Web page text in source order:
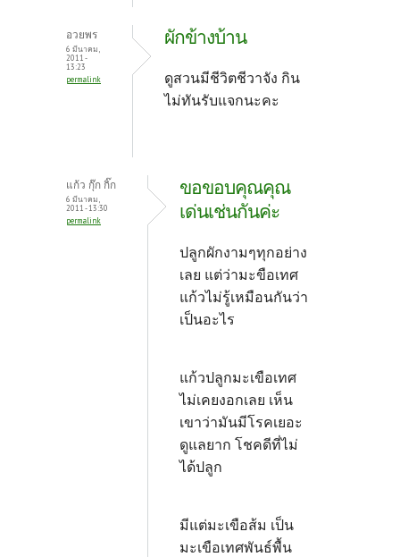
อวยพร
6 มีนาคม,
2011 -
13:23
permalink
ผักข้างบ้าน
ดูสวนมีชีวิตชีวาจัง กิน
ไม่ทันรับแจกนะคะ
แก้ว กุ๊ก กิ๊ก
6 มีนาคม,
2011 - 13:30
permalink
ขอขอบคุณคุณ
เด่นเช่นกันค่ะ
ปลูกผักงามๆทุกอย่าง
เลย แต่ว่ามะขือเทศ
แก้วไม่รู้เหมือนกันว่า
เป็นอะไร
แก้วปลูกมะเขือเทศ
ไม่เคยงอกเลย เห็น
เขาว่ามันมีโรคเยอะ
ดูแลยาก โชคดีที่ไม่
ได้ปลูก
มีแต่มะเขือส้ม เป็น
มะเขือเทศพันธ์พื้น